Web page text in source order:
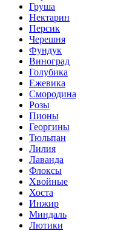
Груша
Нектарин
Персик
Черешня
Фундук
Виноград
Голубика
Ежевика
Смородина
Розы
Пионы
Георгины
Тюльпан
Лилия
Лаванда
Флоксы
Хвойные
Хоста
Инжир
Миндаль
Лютики